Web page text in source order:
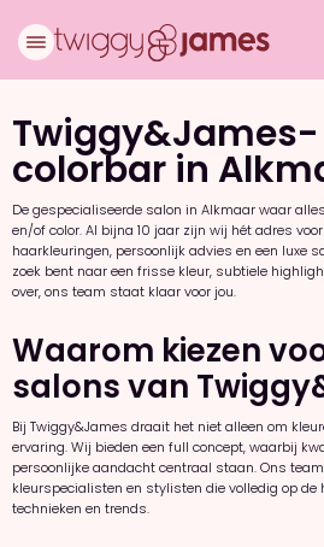
colorbar in
De gespecialiseerde salon in Alkmaar waar
en/of color. Al bijna 10 jaar zijn wij hét adres
haarkleuringen, persoonlijk advies en een luxe
zoek bent naar een frisse kleur, subtiele
over, ons team staat klaar voor jou.
Waarom kiezen
salons van
Bij Twiggy&James draait het niet alleen om
ervaring. Wij bieden een full concept, waarbij
persoonlijke aandacht centraal staan. Ons
kleurspecialisten en stylisten die volledig op de
technieken en trends.